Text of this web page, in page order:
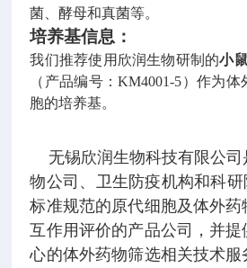
菌、酵母和真菌等。
培养基信息：
我们推荐使用欣润生物研制的小
（产品编号：KM4001-5）作为体
胞的培养基。
无锡欣润生物科技有限公
物公司、卫生防疫机构和科
标准规范的原代细胞及体外
互作用评价的产品公司，并
心的体外药物筛选相关技术